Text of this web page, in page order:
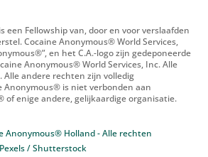
een Fellowship van, door en voor verslaafden
Cocaine Anonymous® World Services,
en het C.A.-logo zijn gedeponeerde
Anonymous® World Services, Inc. Alle
andere rechten zijn volledig
Anonymous® is niet verbonden aan
of enige andere, gelijkaardige organisatie.
Anonymous® Holland - Alle rechten
/ Shutterstock